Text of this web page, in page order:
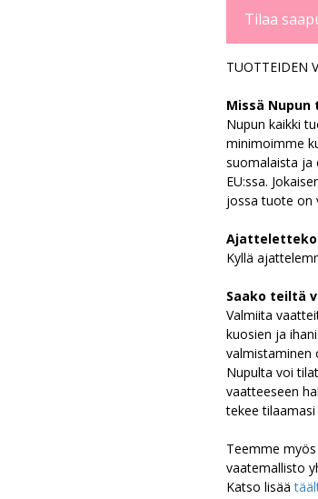
Tilaa
TUOTTEIDEN
Missä
Nupun kaikki
minimoimme
suomalaista ja
EU:ssa.
jossa tuote on
Ajatteletteko
Kyllä
Saako teiltä
Valmiita
kuosien ja
valmistaminen
Nupulta voi
vaatteeseen
tekee
Teemme
vaatemallisto
Katso lisää